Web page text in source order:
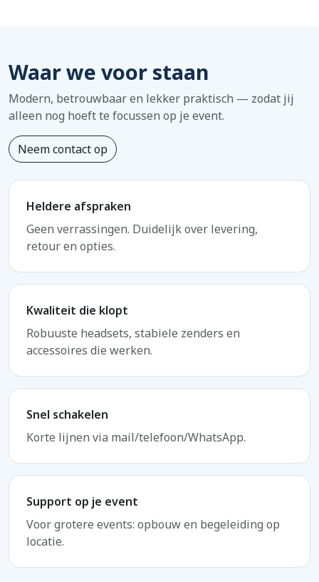
Waar we voor staan
Modern, betrouwbaar en lekker praktisch — zodat jij
alleen nog hoeft te focussen op je event.
Neem contact op
Heldere afspraken
Geen verrassingen. Duidelijk over levering,
retour en opties.
Kwaliteit die klopt
Robuuste headsets, stabiele zenders en
accessoires die werken.
Snel schakelen
Korte lijnen via mail/telefoon/WhatsApp.
Support op je event
Voor grotere events: opbouw en begeleiding op
locatie.